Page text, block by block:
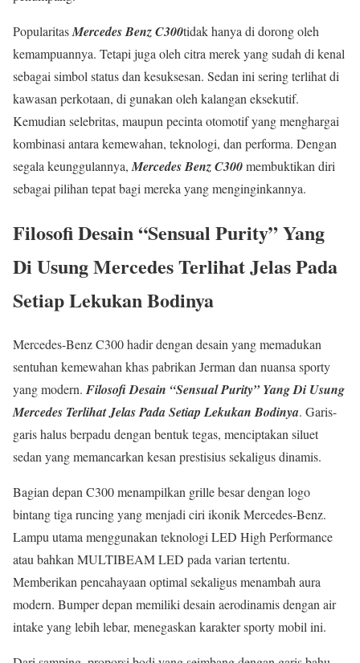
PopularitasMercedes Benz C300tidak hanya di dorong oleh
kemampuannya. Tetapi juga oleh citra merek yang sudah di kenal
sebagai simbol status dan kesuksesan. Sedan ini sering terlihat di
kawasan perkotaan, di gunakan oleh kalangan eksekutif.
Kemudian selebritas, maupun pecinta otomotif yang menghargai
kombinasi antara kemewahan, teknologi, dan performa. Dengan
segala keunggulannya, Mercedes Benz C300membuktikan diri
sebagai pilihan tepat bagi mereka yang menginginkannya.
Filosofi Desain “Sensual Purity” Yang
Di Usung Mercedes Terlihat Jelas Pada
Setiap Lekukan Bodinya
Mercedes-Benz C300 hadir dengan desain yang memadukan
sentuhan kemewahan khas pabrikan Jerman dan nuansa sporty
yang modern. Filosofi Desain “Sensual Purity” Yang Di Usung
Mercedes Terlihat Jelas Pada Setiap Lekukan Bodinya. Garis-
garis halus berpadu dengan bentuk tegas, menciptakan siluet
sedan yang memancarkan kesan prestisius sekaligus dinamis.
Bagian depan C300 menampilkan grille besar dengan logo
bintang tiga runcing yang menjadi ciri ikonik Mercedes-Benz.
Lampu utama menggunakan teknologi LED High Performance
atau bahkan MULTIBEAM LED pada varian tertentu.
Memberikan pencahayaan optimal sekaligus menambah aura
modern. Bumper depan memiliki desain aerodinamis dengan air
intake yang lebih lebar, menegaskan karakter sporty mobil ini.